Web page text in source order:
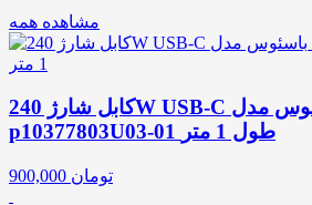
مشاهده همه
کابل شارژ 240W USB-C باسئوس مدل
p10377803U03-01 طول 1 متر
900,000 تومان